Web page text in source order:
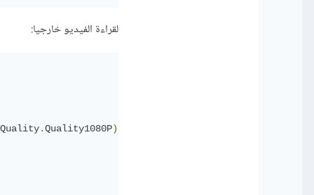
لقراءة الفيديو خارجيا:
.Quality1080P);